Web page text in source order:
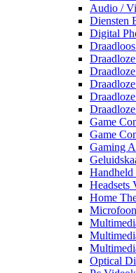
Audio /
Diensten
Digital
Game
Game
Gaming
Handheld
Headsets
Home
Optical